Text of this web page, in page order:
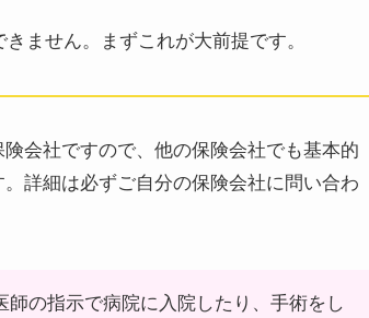
ません。まずこれが大前提です。
会社ですので、他の保険会社でも基本的
詳細は必ずご自分の保険会社に問い合わ
の指示で病院に入院したり、手術をし